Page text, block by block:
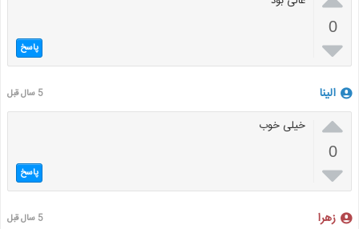
0
 پاسخ
الینا 5 سال قبل

0

خیلی خوب
پاسخ
زهرا 5 سال قبل